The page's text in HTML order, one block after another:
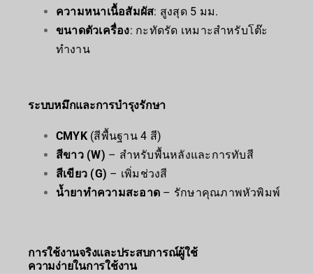
ความหนาเนื้อสัมผัส: สูงสุด 5 มม.
ขนาดตัวเครื่อง: กะทัดรัด เหมาะสำหรับโต๊ะ
ทำงาน
ระบบหมึกและการบำรุงรักษา
CMYK(สีพื้นฐาน 4 สี)
สีขาว (W) – สำหรับพื้นหลังและการทับสี
สีเขียว (G) – เพิ่มช่วงสี
น้ำยาทำความสะอาด – รักษาคุณภาพหัวพิมพ์
การใช้งานจริงและประสบการณ์ผู้ใช้
ความง่ายในการใช้งาน